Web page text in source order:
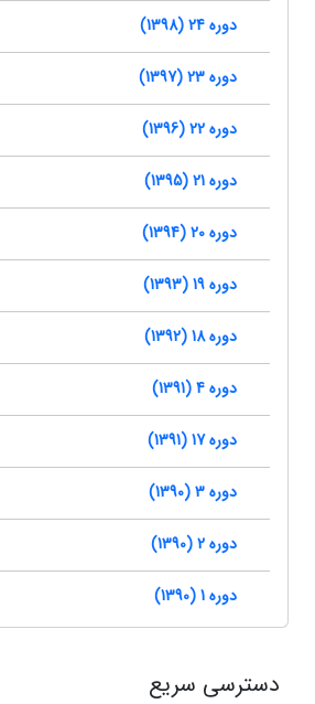
دوره 24 (1398)
دوره 23 (1397)
دوره 22 (1396)
دوره 21 (1395)
دوره 20 (1394)
دوره 19 (1393)
دوره 18 (1392)
دوره 4 (1391)
دوره 17 (1391)
دوره 3 (1390)
دوره 2 (1390)
دوره 1 (1390)
دسترسی سریع